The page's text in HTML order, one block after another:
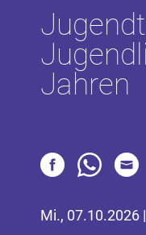
Jahren
Mi., 07.10.2026